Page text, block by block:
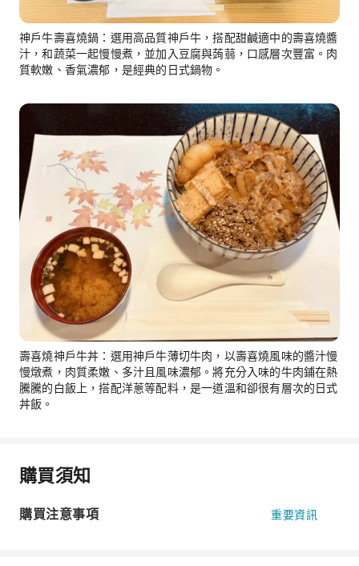
神戶牛壽喜燒鍋：選用高品質神戶牛，搭配甜鹹適中的壽喜燒醬
汁，和蔬菜一起慢慢煮，並加入豆腐與蒟蒻，口感層次豐富。肉
質軟嫩、香氣濃郁，是經典的日式鍋物。
壽喜燒神戶牛丼：選用神戶牛薄切牛肉，以壽喜燒風味的醬汁慢
慢燉煮，肉質柔嫩、多汁且風味濃郁。將充分入味的牛肉鋪在熱
騰騰的白飯上，搭配洋蔥等配料，是一道溫和卻很有層次的日式
丼飯。
購買須知
購買注意事項 重要資訊